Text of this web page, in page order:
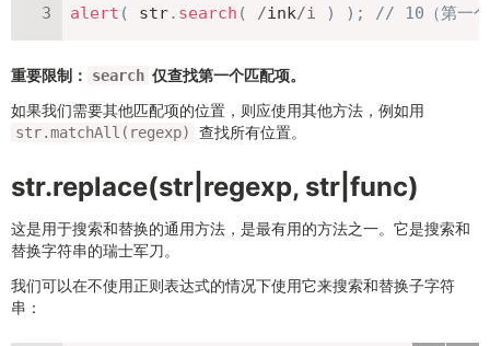
alert ( str. search ( /ink/i ) ) ; // 10（第一个
重要限制： search 仅查找第一个匹配项。
如果我们需要其他匹配项的位置，则应使用其他方法，例如用
str.matchAll(regexp) 查找所有位置。
str.replace(str|regexp, str|func)
这是用于搜索和替换的通用方法，是最有用的方法之一。它是搜索和
替换字符串的瑞士军刀。
我们可以在不使用正则表达式的情况下使用它来搜索和替换子字符
串：